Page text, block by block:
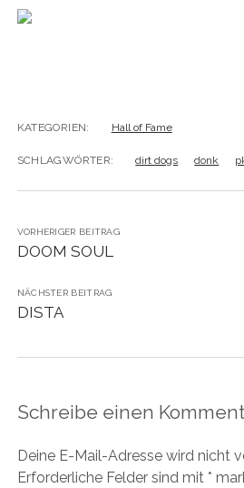
KATEGORIEN: Hall of Fame
SCHLAGWÖRTER: dirt dogs donk
VORHERIGER BEITRAG
DOOM SOUL
NÄCHSTER BEITRAG
DISTA
Schreibe einen
Deine E-Mail-Adresse wird nicht
Erforderliche Felder sind mit *